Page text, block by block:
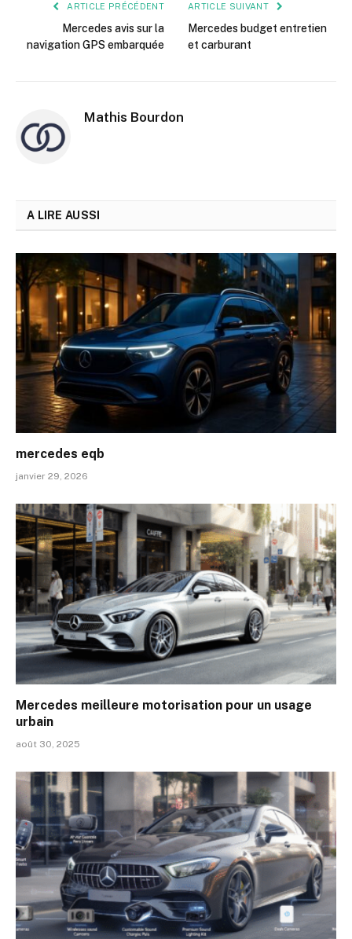
ARTICLE PRÉCÉDENT
Mercedes avis sur la
navigation GPS embarquée
ARTICLE SUIVANT
Mercedes budget entretien
et carburant
Mathis Bourdon
A LIRE AUSSI
mercedes eqb
janvier 29, 2026
Mercedes meilleure motorisation pour un usage
urbain
août 30, 2025